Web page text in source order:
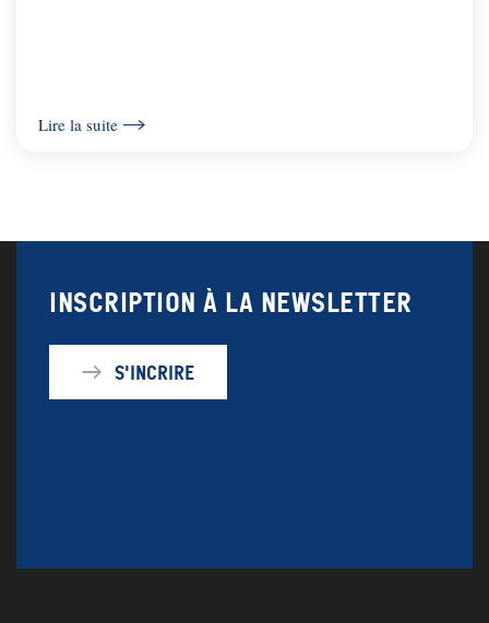
Lire la suite
Inscription à la newsletter
S'incrire